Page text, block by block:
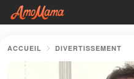
ACCUEIL DIVERTISSEMENT